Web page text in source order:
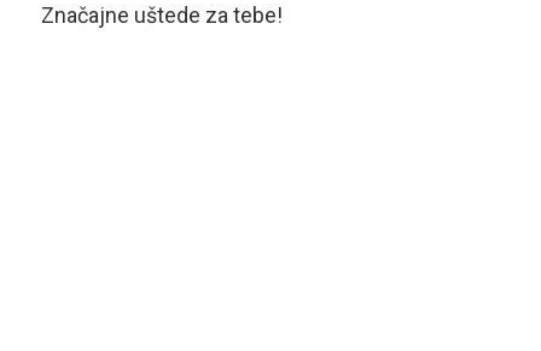
Značajne uštede za tebe!